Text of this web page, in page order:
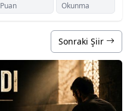
Puan Okunma
Sonraki Şiir